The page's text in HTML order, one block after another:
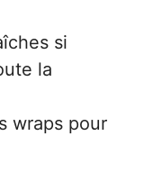
si
la
wraps pour